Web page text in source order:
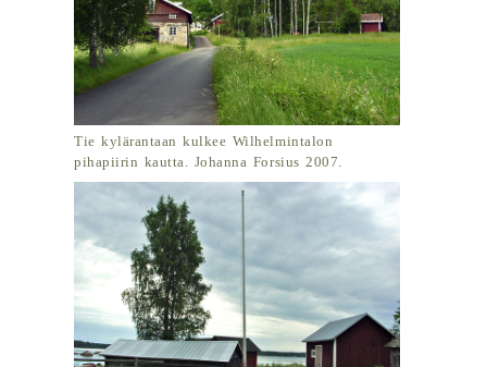
Tie kylärantaan kulkee Wilhelmintalon
pihapiirin kautta. Johanna Forsius 2007.